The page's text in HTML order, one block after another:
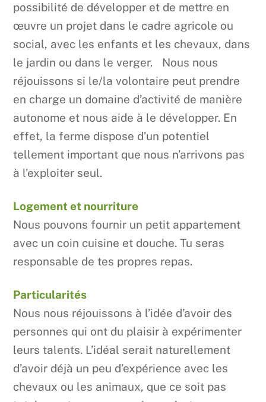
possibilité de développer et de mettre en
œuvre un projet dans le cadre agricole ou
social, avec les enfants et les chevaux, dans
le jardin ou dans le verger. Nous nous
réjouissons si le/la volontaire peut prendre
en charge un domaine d’activité de manière
autonome et nous aide à le développer. En
effet, la ferme dispose d’un potentiel
tellement important que nous n’arrivons pas
à l’exploiter seul.
Logement et nourriture
Nous pouvons fournir un petit appartement
avec un coin cuisine et douche. Tu seras
responsable de tes propres repas.
Particularités
Nous nous réjouissons à l’idée d’avoir des
personnes qui ont du plaisir à expérimenter
leurs talents. L’idéal serait naturellement
d’avoir déjà un peu d’expérience avec les
chevaux ou les animaux, que ce soit pas